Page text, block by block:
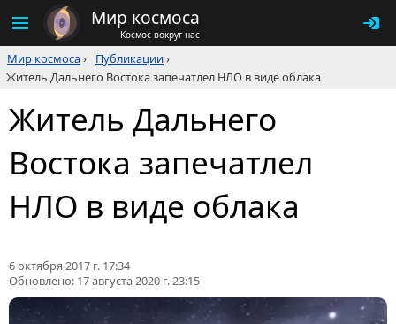
Мир космоса
Космос вокруг нас
Мир космоса› Публикации›
Житель Дальнего Востока запечатлел НЛО в виде облака
Житель Дальнего
Востока запечатлел
НЛО в виде облака
6 октября 2017 г. 17:34
Обновлено: 17 августа 2020 г. 23:15